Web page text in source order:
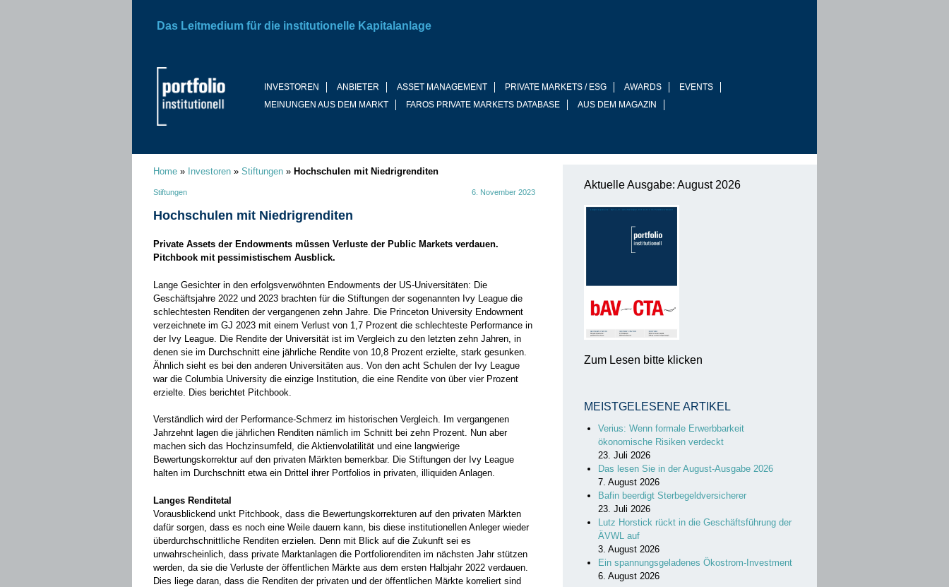
INVESTOREN ANBIETER ASSET MANAGEMENT PRIVATE MARKETS / ESG AWARDS
EVENTS
MEINUNGEN AUS DEM MARKT
FAROS PRIVATE MARKETS DATABASE AUS DEM MAGAZIN
Das Leitmedium für die institutionelle Kapitalanlage
Home » Investoren » Stiftungen » Hochschulen mit Niedrigrenditen
Stiftungen 6. November 2023
Hochschulen mit Niedrigrenditen
Private Assets der Endowments müssen Verluste der Public Markets verdauen.
Pitchbook mit pessimistischem Ausblick.
Lange Gesichter in den erfolgsverwöhnten Endowments der US-Universitäten: Die
Geschäftsjahre 2022 und 2023 brachten für die Stiftungen der sogenannten Ivy League die
schlechtesten Renditen der vergangenen zehn Jahre. Die Princeton University Endowment
verzeichnete im GJ 2023 mit einem Verlust von 1,7 Prozent die schlechteste Performance in
der Ivy League. Die Rendite der Universität ist im Vergleich zu den letzten zehn Jahren, in
denen sie im Durchschnitt eine jährliche Rendite von 10,8 Prozent erzielte, stark gesunken.
Ähnlich sieht es bei den anderen Universitäten aus. Von den acht Schulen der Ivy League
war die Columbia University die einzige Institution, die eine Rendite von über vier Prozent
erzielte. Dies berichtet Pitchbook.
Verständlich wird der Performance-Schmerz im historischen Vergleich. Im vergangenen
Jahrzehnt lagen die jährlichen Renditen nämlich im Schnitt bei zehn Prozent. Nun aber
machen sich das Hochzinsumfeld, die Aktienvolatilität und eine langwierige
Bewertungskorrektur auf den privaten Märkten bemerkbar. Die Stiftungen der Ivy League
halten im Durchschnitt etwa ein Drittel ihrer Portfolios in privaten, illiquiden Anlagen.
Langes Renditetal
Vorausblickend unkt Pitchbook, dass die Bewertungskorrekturen auf den privaten Märkten
dafür sorgen, dass es noch eine Weile dauern kann, bis diese institutionellen Anleger wieder
überdurchschnittliche Renditen erzielen. Denn mit Blick auf die Zukunft sei es
unwahrscheinlich, dass private Marktanlagen die Portfoliorenditen im nächsten Jahr stützen
werden, da sie die Verluste der öffentlichen Märkte aus dem ersten Halbjahr 2022 verdauen.
Dies liege daran, dass die Renditen der privaten und der öffentlichen Märkte korreliert sind
Aktuelle Ausgabe: August 2026
Zum Lesen bitte klicken
MEISTGELESENE ARTIKEL
Verius: Wenn formale Erwerbbarkeit
ökonomische Risiken verdeckt
23. Juli 2026
Das lesen Sie in der August-Ausgabe 2026
7. August 2026
Bafin beerdigt Sterbegeldversicherer
23. Juli 2026
Lutz Horstick rückt in die Geschäftsführung der
ÄVWL auf
3. August 2026
Ein spannungsgeladenes Ökostrom-Investment
6. August 2026